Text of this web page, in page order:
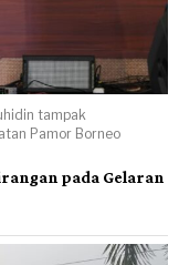
tampak
Pamor Borneo
pada Gelaran